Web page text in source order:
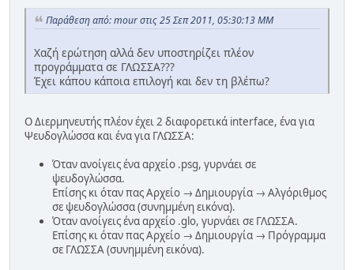
Παράθεση από: mour στις 25 Σεπ 2011, 05:30:13 ΜΜ
Χαζή ερώτηση αλλά δεν υποστηρίζει πλέον
προγράμματα σε ΓΛΩΣΣΑ???
Έχει κάπου κάποια επιλογή και δεν τη βλέπω?
Ο Διερμηνευτής πλέον έχει 2 διαφορετικά interface, ένα για
Ψευδογλώσσα και ένα για ΓΛΩΣΣΑ:
Όταν ανοίγεις ένα αρχείο .psg, γυρνάει σε
ψευδογλώσσα.
Επίσης κι όταν πας Αρχείο → Δημιουργία → Αλγόριθμος
σε ψευδογλώσσα (συνημμένη εικόνα).
Όταν ανοίγεις ένα αρχείο .glo, γυρνάει σε ΓΛΩΣΣΑ.
Επίσης κι όταν πας Αρχείο → Δημιουργία → Πρόγραμμα
σε ΓΛΩΣΣΑ (συνημμένη εικόνα).